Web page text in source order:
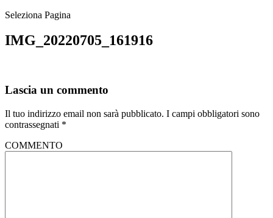
Seleziona Pagina
IMG_20220705_161916
Lascia un commento
Il tuo indirizzo email non sarà pubblicato. I campi obbligatori sono
contrassegnati *
COMMENTO